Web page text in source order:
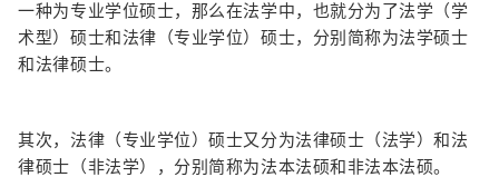
一种为专业学位硕士，那么在法学中，也就分为了法学（学
术型）硕士和法律（专业学位）硕士，分别简称为法学硕士
和法律硕士。
其次，法律（专业学位）硕士又分为法律硕士（法学）和法
律硕士（非法学），分别简称为法本法硕和非法本法硕。